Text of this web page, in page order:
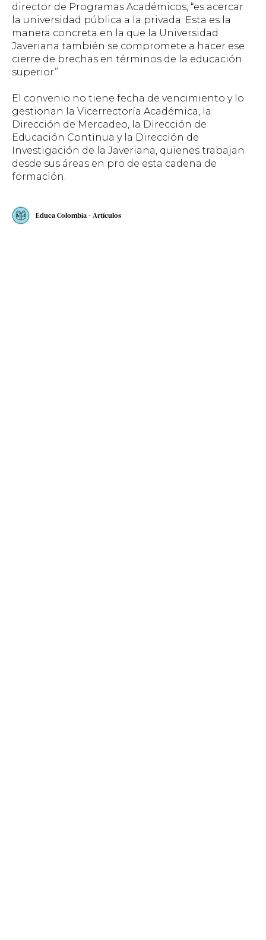
director de Programas Académicos, “es acercar
la universidad pública a la privada. Esta es la
manera concreta en la que la Universidad
Javeriana también se compromete a hacer ese
cierre de brechas en términos de la educación
superior”.
El convenio no tiene fecha de vencimiento y lo
gestionan la Vicerrectoría Académica, la
Dirección de Mercadeo, la Dirección de
Educación Continua y la Dirección de
Investigación de la Javeriana, quienes trabajan
desde sus áreas en pro de esta cadena de
formación.
Educa Colombia - Artículos